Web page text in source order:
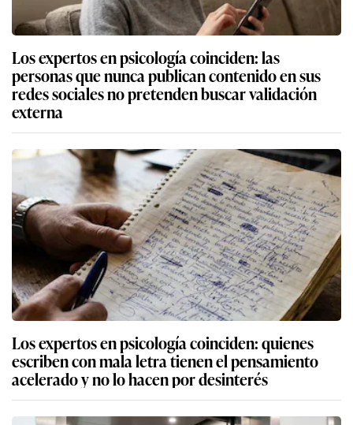
Los expertos en psicología coinciden: las
personas que nunca publican contenido en sus
redes sociales no pretenden buscar validación
externa
Los expertos en psicología coinciden: quienes
escriben con mala letra tienen el pensamiento
acelerado y no lo hacen por desinterés